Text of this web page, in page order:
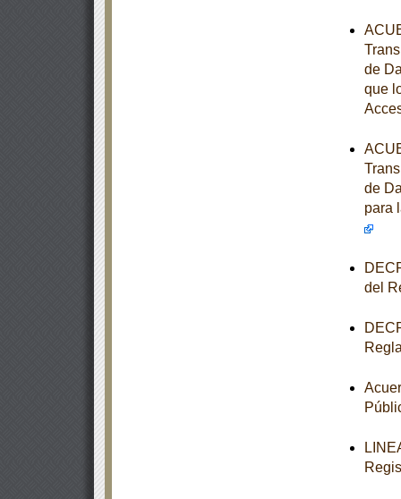
de
que
de
para
del